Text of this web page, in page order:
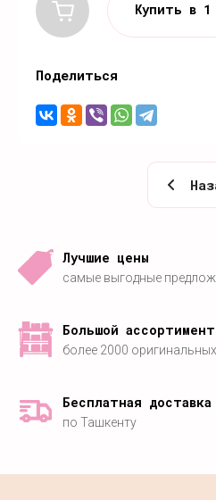
Купить в 1
Поделиться
Лучшие цены
самые выгодные
Большой ассортимент
более 2000
Бесплатная доставка
по Ташкенту